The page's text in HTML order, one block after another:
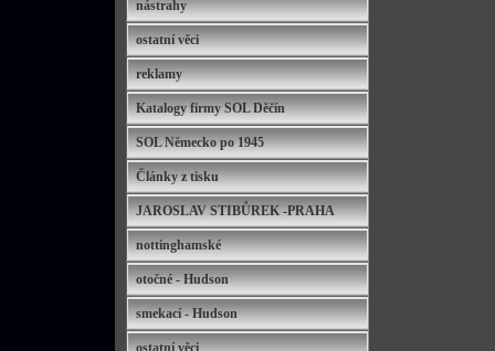
nástrahy
ostatní věci
reklamy
Katalogy firmy SOL Děčín
SOL Německo po 1945
Články z tisku
JAROSLAV STIBŮREK -PRAHA
nottinghamské
otočné - Hudson
smekací - Hudson
ostatní věci